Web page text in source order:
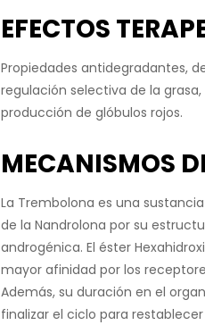
EFECTOS
Propiedades antidegradantes,
regulación selectiva de la
producción de glóbulos rojos.
MECANISMOS
La Trembolona es una
de la Nandrolona por su
androgénica. El éster
mayor afinidad por los
Además, su duración en el
finalizar el ciclo para